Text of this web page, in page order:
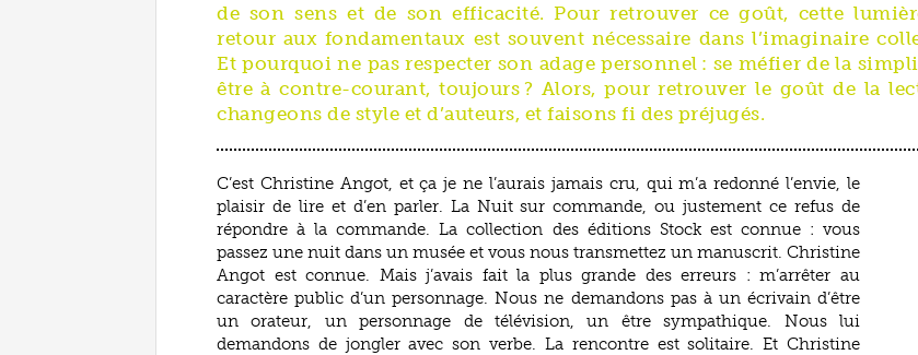
de son sens et de son efficacité. Pour retrouver ce goût, cette
retour aux fondamentaux est souvent nécessaire dans l’imaginaire
Et pourquoi ne pas respecter son adage personnel : se méfier de la
être à contre-courant, toujours ? Alors, pour retrouver le goût de la
changeons de style et d’auteurs, et faisons fi des préjugés.
C’est Christine Angot, et ça je ne l’aurais jamais cru, qui m’a redonné l’envie, le
plaisir de lire et d’en parler. La Nuit sur commande, ou justement ce refus de
répondre à la commande. La collection des éditions Stock est connue : vous
passez une nuit dans un musée et vous nous transmettez un manuscrit. Christine
Angot est connue. Mais j’avais fait la plus grande des erreurs : m’arrêter au
caractère public d’un personnage. Nous ne demandons pas à un écrivain d’être
un orateur, un personnage de télévision, un être sympathique. Nous lui
demandons de jongler avec son verbe. La rencontre est solitaire. Et Christine